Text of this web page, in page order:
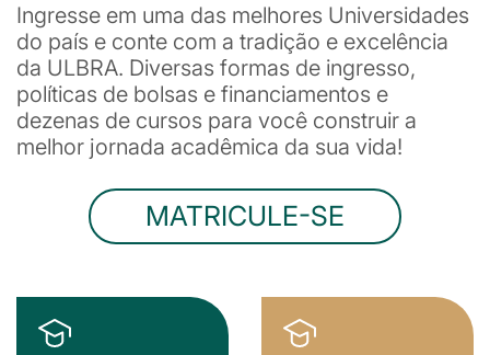
Ingresse em uma das melhores Universidades
do país e conte com a tradição e excelência
da ULBRA. Diversas formas de ingresso,
políticas de bolsas e financiamentos e
dezenas de cursos para você construir a
melhor jornada acadêmica da sua vida!
MATRICULE-SE